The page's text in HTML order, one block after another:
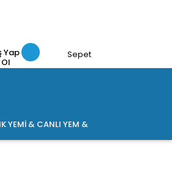
Yap
Sepet
YEMİ & CANLI YEM &